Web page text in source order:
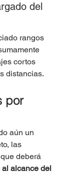
del
rangos
cortos
distancias.
por
aún un
las
deberá
al alcance del